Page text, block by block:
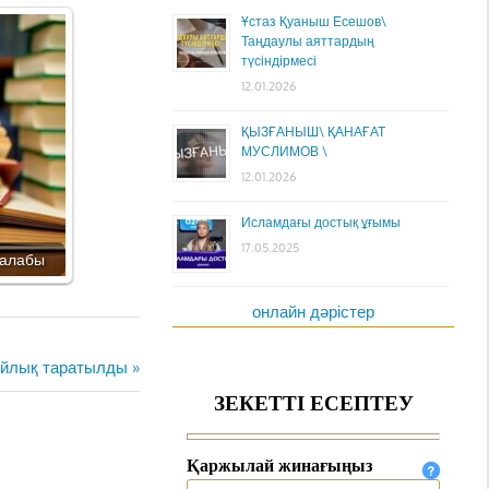
таратылды
Ұстаз Қуаныш Есешов\
Таңдаулы аяттардың
түсіндірмесі
12.01.2026
ҚЫЗҒАНЫШ\ ҚАНАҒАТ
МУСЛИМОВ \
12.01.2026
Исламдағы достық ұғымы
17.05.2025
онлайн дәрістер